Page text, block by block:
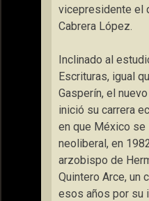
vicepresidente el
Cabrera López.
Inclinado al
Escrituras, igual
Gasperín, el
inició su carrera
en que México se
neoliberal, en
arzobispo de
Quintero Arce, un
esos años por su